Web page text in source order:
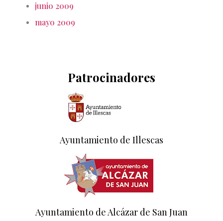
junio 2009
mayo 2009
Patrocinadores
Ayuntamiento de Illescas
Ayuntamiento de Alcázar de San Juan